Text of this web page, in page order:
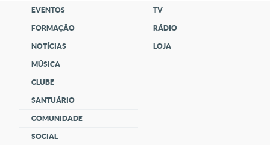
EVENTOS
FORMAÇÃO
NOTÍCIAS
MÚSICA
CLUBE
SANTUÁRIO
COMUNIDADE
SOCIAL
TV
RÁDIO
LOJA